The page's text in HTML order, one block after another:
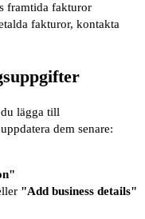
framtida fakturor
fakturor, kontakta
lägga till
dem senare:
"Add business details"